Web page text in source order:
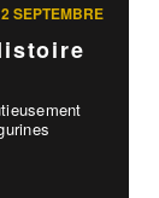
SEPTEMBRE